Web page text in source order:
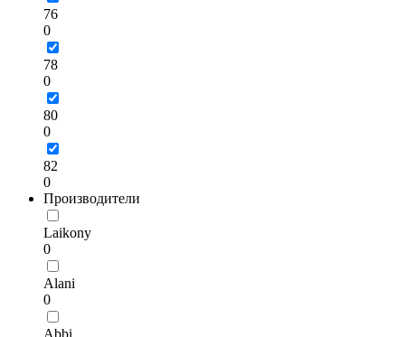
76
0
78
0
80
0
82
0
Производители
Laikony
0
Alani
0
Abbi